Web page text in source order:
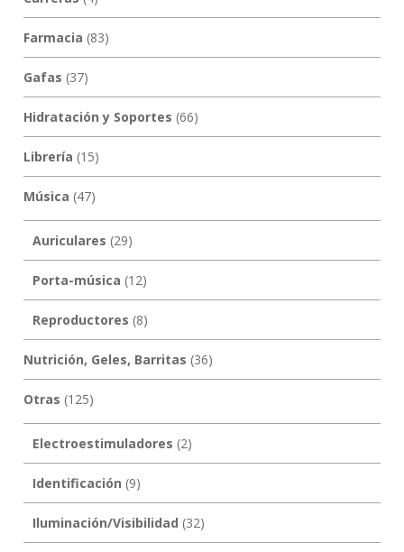
Farmacia (83)
Gafas (37)
Hidratación y Soportes (66)
Librería (15)
Música (47)
Auriculares (29)
Porta-música (12)
Reproductores (8)
Nutrición, Geles, Barritas (36)
Otras (125)
Electroestimuladores (2)
Identificación (9)
Iluminación/Visibilidad (32)